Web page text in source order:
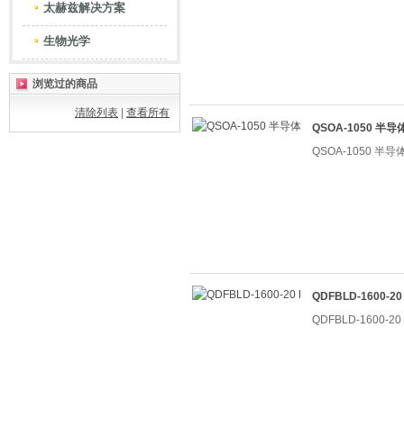
太赫兹解决方案
生物光学
浏览过的商品
清除列表 查看所有
QSOA-1050 半导
QSOA-1050 半导
QDFBLD-1600-
QDFBLD-1600-